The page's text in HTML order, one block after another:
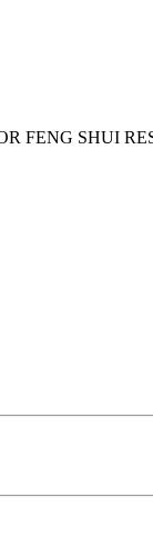
FENG SHUI